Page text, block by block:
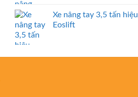
Xe nâng tay 3,5 tấn hiệu
Eoslift